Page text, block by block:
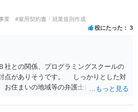
業 #雇用契約書・就業規則作成
役にたった 3
社との関係、プログラミングスクールの
点がありそうです。 しっかりとした対
お住まいの地域等の弁護士に直接相談の
企業Ｂ社との関係) 例えば、 •プログラ